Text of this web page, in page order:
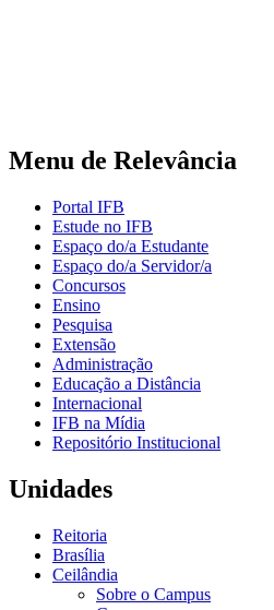
Menu de Relevância
Portal IFB
Estude no IFB
Espaço do/a Estudante
Espaço do/a Servidor/a
Concursos
Ensino
Pesquisa
Extensão
Administração
Educação a Distância
Internacional
IFB na Mídia
Repositório Institucional
Unidades
Reitoria
Brasília
Ceilândia
Sobre o Campus